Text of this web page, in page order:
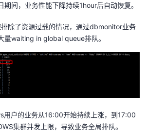
期间，业务性能下降持续1hour后自动恢复。
除了资源过载的情况，通过dbmonitor业务
量waiting in global queue排队。
用户的业务从16:00开始持续上涨，到17:00
集群并发上限，导致业务全局排队。